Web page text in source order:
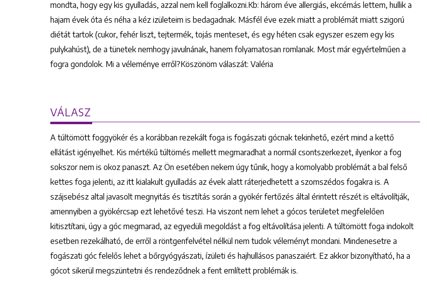
mondta, hogy egy kis gyulladás, azzal nem kell foglalkozni.Kb: három éve allergiás, ekcémás lettem, hullik a
hajam évek óta és néha a kéz izületeim is bedagadnak. Másfél éve ezek miatt a problémát miatt szigorú
diétát tartok (cukor, fehér liszt, tejtermék, tojás menteset, és egy héten csak egyszer eszem egy kis
pulykahúst), de a tünetek nemhogy javulnának, hanem folyamatosan romlanak. Most már egyértelműen a
fogra gondolok. Mi a véleménye erről?Köszönöm válaszát: Valéria
VÁLASZ
A túltömött foggyökér és a korábban rezekált foga is fogászati gócnak tekinhető, ezért mind a kettő
ellátást igényelhet. Kis mértékű túltömés mellett megmaradhat a normál csontszerkezet, ilyenkor a fog
sokszor nem is okoz panaszt. Az Ön esetében nekem úgy tűnik, hogy a komolyabb problémát a bal felső
kettes foga jelenti, az itt kialakult gyulladás az évek alatt ráterjedhetett a szomszédos fogakra is. A
szájsebész altal javasolt megnyitás és tisztítás során a gyökér fertőzés által érintett részét is eltávolítják,
amennyiben a gyökércsap ezt lehetővé teszi. Ha viszont nem lehet a gócos területet megfelelően
kitisztítani, úgy a góc megmarad, az egyedüli megoldást a fog eltávolítása jelenti. A túltömött foga indokolt
esetben rezekálható, de erről a röntgenfelvétel nélkül nem tudok véleményt mondani. Mindenesetre a
fogászati góc felelős lehet a bőrgyógyászati, ízületi és hajhullásos panaszaiért. Ez akkor bizonyítható, ha a
gócot sikerül megszüntetni és rendeződnek a fent említett problémák is.